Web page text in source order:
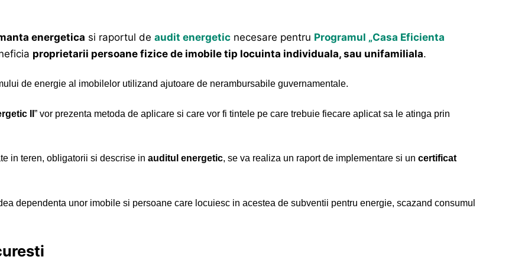
energetica si raportul de audit energetic necesare pentru Programul „Casa Eficienta
proprietarii persoane fizice de imobile tip locuinta individuala, sau unifamiliala.
de energie al imobilelor utilizand ajutoare de nerambursabile guvernamentale.
II ” vor prezenta metoda de aplicare si care vor fi tintele pe care trebuie fiecare aplicat sa le atinga prin
in teren, obligatorii si descrise in auditul energetic, se va realiza un raport de implementare si un certificat
dependenta unor imobile si persoane care locuiesc in acestea de subventii pentru energie, scazand consumul